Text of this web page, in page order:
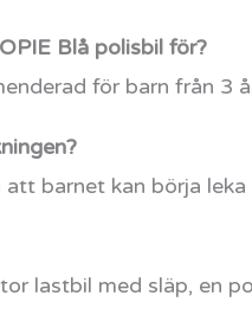
Blå polisbil för?
för barn från 3
barnet kan börja leka
lastbil med släp, en